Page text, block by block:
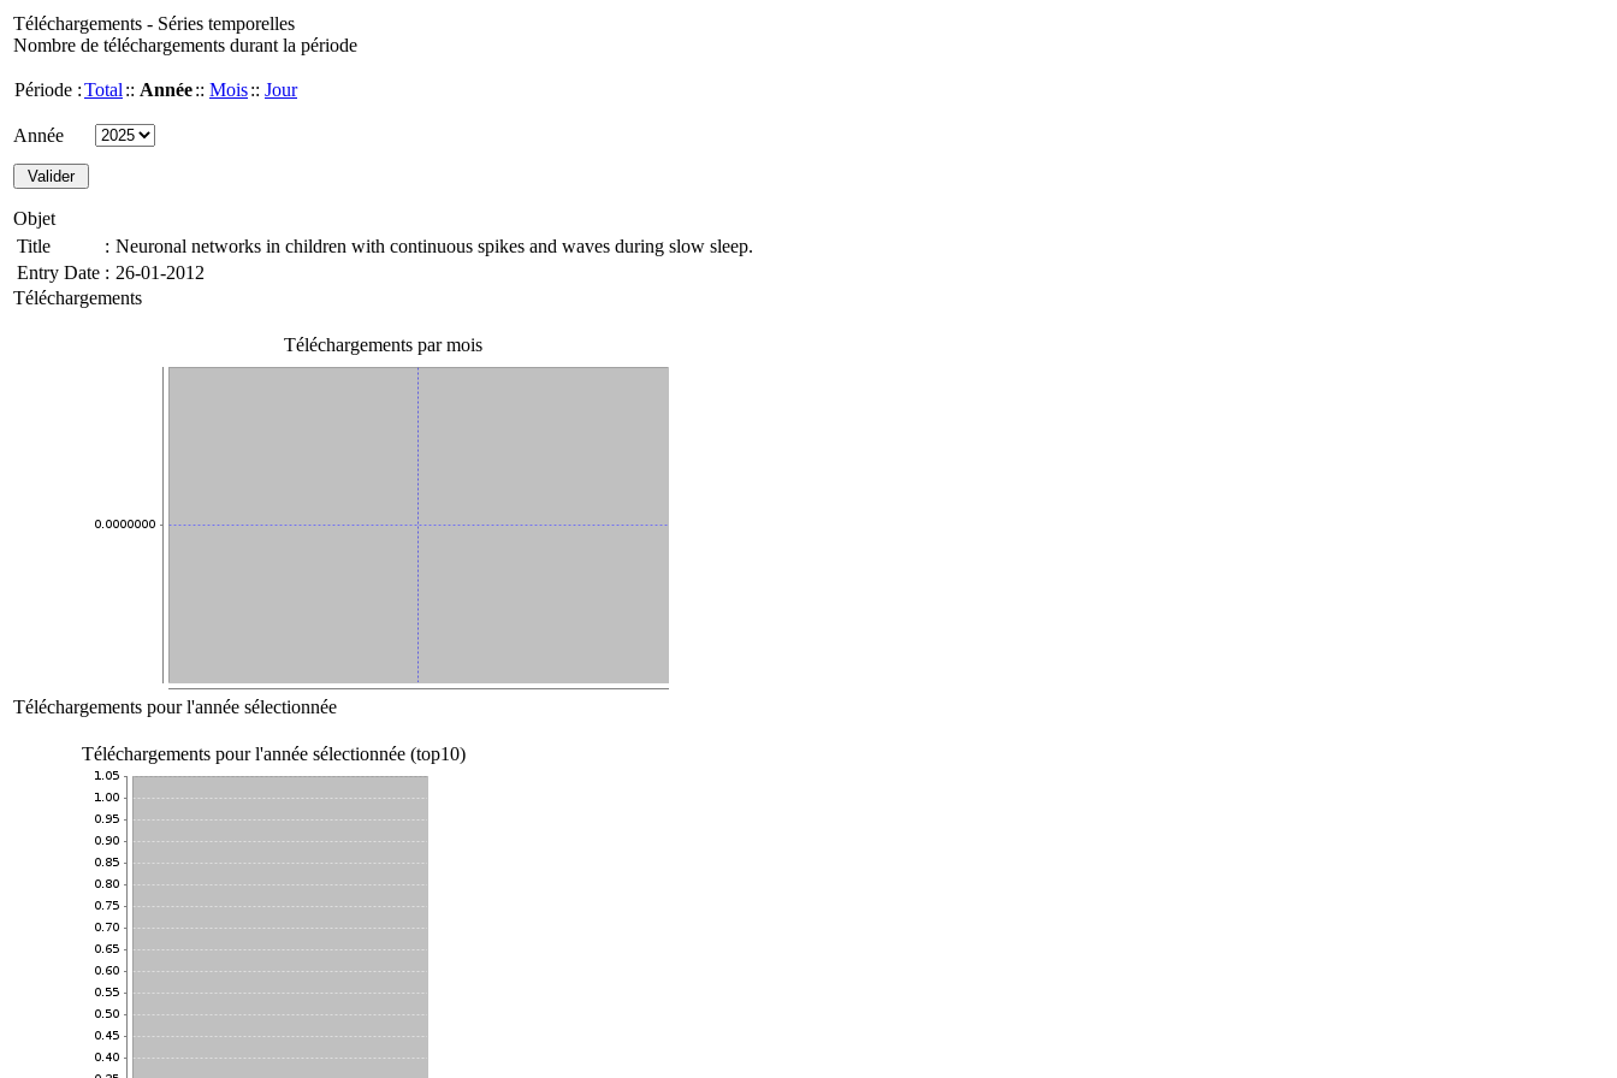
Téléchargements - Séries temporelles
Nombre de téléchargements durant la période
Période :Total :: Année:: Mois:: Jour
Année
Objet
Title
: Neuronal networks in children with continuous spikes and waves during slow sleep.
Entry Date : 26-01-2012
Téléchargements
Téléchargements par mois
Téléchargements pour l'année sélectionnée
Téléchargements pour l'année sélectionnée (top10)